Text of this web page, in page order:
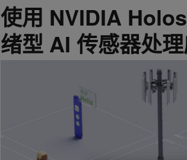
使用 NVIDIA
绪型 AI 传感器处